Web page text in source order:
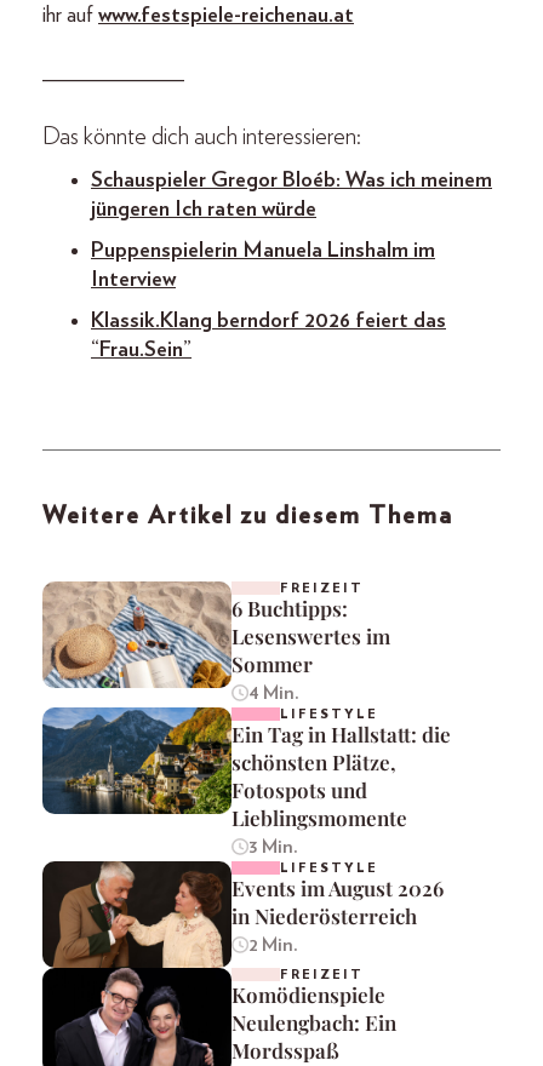
ihr auf www.festspiele-reichenau.at
_____________
Das könnte dich auch interessieren:
Schauspieler Gregor Bloéb: Was ich meinem
jüngeren Ich raten würde
Puppenspielerin Manuela Linshalm im
Interview
Klassik.Klang berndorf 2026 feiert das
“Frau.Sein”
Weitere Artikel zu diesem Thema
FREIZEIT
6 Buchtipps:
Lesenswertes im
Sommer
4 Min.
LIFESTYLE
Ein Tag in Hallstatt: die
schönsten Plätze,
Fotospots und
Lieblingsmomente
3 Min.
LIFESTYLE
Events im August 2026
in Niederösterreich
2 Min.
FREIZEIT
Komödienspiele
Neulengbach: Ein
Mordsspaß